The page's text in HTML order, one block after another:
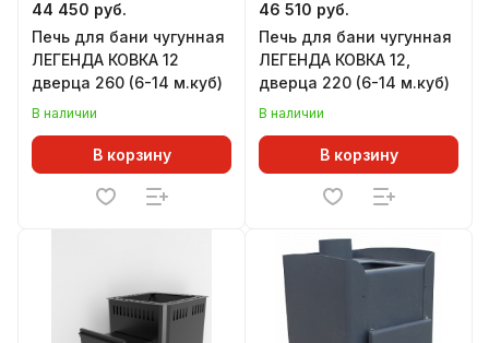
44 450 руб.
Печь для бани чугунная
ЛЕГЕНДА КОВКА 12
дверца 260 (6-14 м.куб)
В наличии
В корзину
46 510 руб.
Печь для бани чугунная
ЛЕГЕНДА КОВКА 12,
дверца 220 (6-14 м.куб)
В наличии
В корзину